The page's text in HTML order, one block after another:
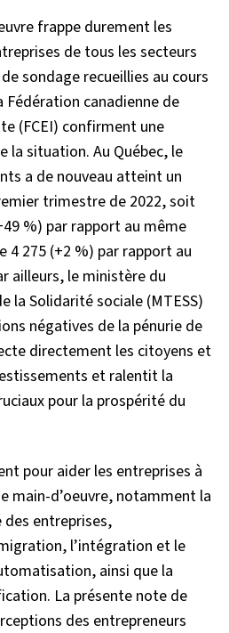
frappe durement les
de tous les secteurs
sondage recueillies au cours
Fédération canadienne de
(FCEI) confirment une
la situation. Au Québec, le
a de nouveau atteint un
trimestre de 2022, soit
%) par rapport au même
4 275 (+2 %) par rapport au
ailleurs, le ministère du
la Solidarité sociale (MTESS)
négatives de la pénurie de
directement les citoyens et
et ralentit la
pour la prospérité du
pour aider les entreprises à
main-d’oeuvre, notamment la
entreprises,
l’intégration et le
ainsi que la
La présente note de
des entrepreneurs